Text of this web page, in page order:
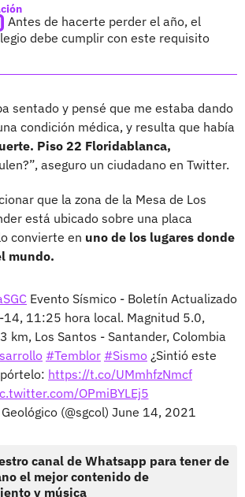
Antes de hacerte perder el año, el
debe cumplir con este requisito
sentado y pensé que me estaba dando
condición médica, y resulta que había
Piso 22 Floridablanca,
aseguro un ciudadano en Twitter.
que la zona de la Mesa de Los
está ubicado sobre una placa
convierte en uno de los lugares donde
mundo.
Evento Sísmico - Boletín Actualizado
11:25 hora local. Magnitud 5.0,
km, Los Santos - Santander, Colombia
#Temblor #Sismo ¿Sintió este
https://t.co/UMmhfzNmcf
OPmiBYLEj5
(@sgcol) June 14, 2021
canal de Whatsapp para tener de
el mejor contenido de
y música